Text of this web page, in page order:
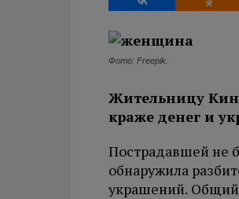
Фото: Freepik.
Жительницу
краже денег и
Пострадавшей не
обнаружила
украшений. Общий